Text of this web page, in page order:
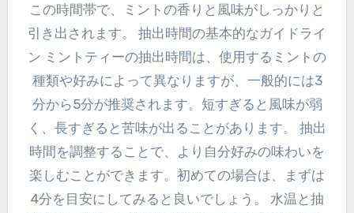
この時間帯で、ミントの香りと風味がしっかりと
引き出されます。 抽出時間の基本的なガイドライ
ン ミントティーの抽出時間は、使用するミントの
種類や好みによって異なりますが、一般的には3
分から5分が推奨されます。短すぎると風味が弱
く、長すぎると苦味が出ることがあります。 抽出
時間を調整することで、より自分好みの味わいを
楽しむことができます。初めての場合は、まずは
4分を目安にしてみると良いでしょう。 水温と抽